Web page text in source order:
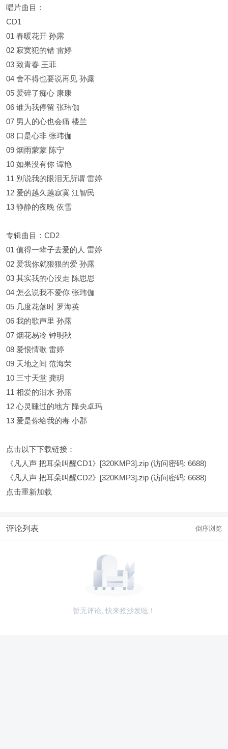
唱片曲目：
CD1
01 春暖花开 孙露
02 寂寞犯的错 雷婷
03 致青春 王菲
04 舍不得也要说再见 孙露
05 爱碎了痴心 康康
06 谁为我停留 张玮伽
07 男人的心也会痛 楼兰
08 口是心非 张玮伽
09 烟雨蒙蒙 陈宁
10 如果没有你 谭艳
11 别说我的眼泪无所谓 雷婷
12 爱的越久越寂寞 江智民
13 静静的夜晚 依雪
专辑曲目：CD2
01 值得一辈子去爱的人 雷婷
02 爱我你就狠狠的爱 孙露
03 其实我的心没走 陈思思
04 怎么说我不爱你 张玮伽
05 几度花落时 罗海英
06 我的歌声里 孙露
07 烟花易冷 钟明秋
08 爱恨情歌 雷婷
09 天地之间 范海荣
10 三寸天堂 龚玥
11 相爱的泪水 孙露
12 心灵睡过的地方 降央卓玛
13 爱是你给我的毒 小郡
点击以下下载链接：
《凡人声 把耳朵叫醒CD1》[320KMP3].zip (访问密码: 6688)
《凡人声 把耳朵叫醒CD2》[320KMP3].zip (访问密码: 6688)
点击重新加载
评论列表 倒序浏览
暂无评论, 快来抢沙发吆！